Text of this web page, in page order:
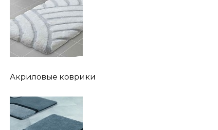
Акриловые коврики